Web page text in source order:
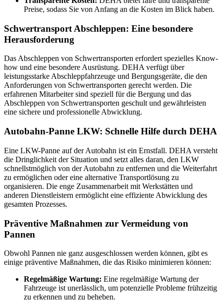
Preise, sodass Sie von Anfang an die Kosten im Blick haben.
Schwertransport Abschleppen: Eine besondere
Herausforderung
Das Abschleppen von Schwertransporten erfordert spezielles Know-
how und eine besondere Ausrüstung. DEHA verfügt über
leistungsstarke Abschleppfahrzeuge und Bergungsgeräte, die den
Anforderungen von Schwertransporten gerecht werden. Die
erfahrenen Mitarbeiter sind speziell für die Bergung und das
Abschleppen von Schwertransporten geschult und gewährleisten
eine sichere und professionelle Abwicklung.
Autobahn-Panne LKW: Schnelle Hilfe durch DEHA
Eine LKW-Panne auf der Autobahn ist ein Ernstfall. DEHA versteht
die Dringlichkeit der Situation und setzt alles daran, den LKW
schnellstmöglich von der Autobahn zu entfernen und die Weiterfahrt
zu ermöglichen oder eine alternative Transportlösung zu
organisieren. Die enge Zusammenarbeit mit Werkstätten und
anderen Dienstleistern ermöglicht eine effiziente Abwicklung des
gesamten Prozesses.
Präventive Maßnahmen zur Vermeidung von
Pannen
Obwohl Pannen nie ganz ausgeschlossen werden können, gibt es
einige präventive Maßnahmen, die das Risiko minimieren können:
Regelmäßige Wartung: Eine regelmäßige Wartung der
Fahrzeuge ist unerlässlich, um potenzielle Probleme frühzeitig
zu erkennen und zu beheben.